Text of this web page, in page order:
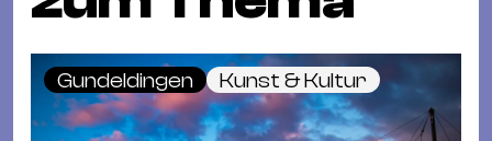
Gundeldingen Kunst & Kultur